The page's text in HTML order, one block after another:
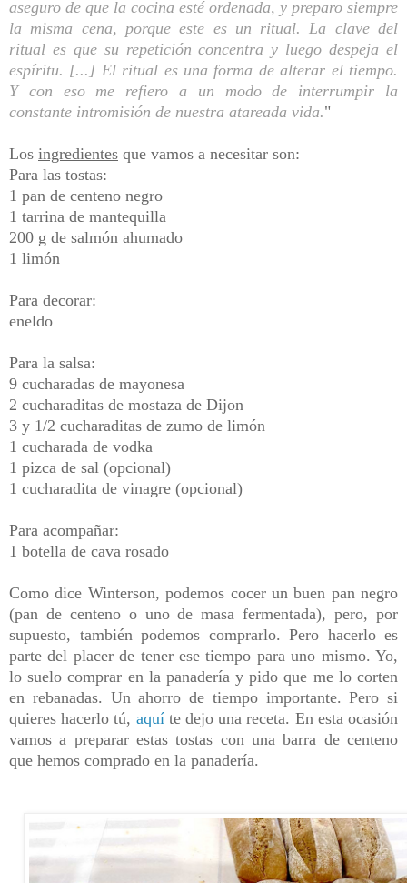
aseguro de que la cocina esté ordenada, y preparo siempre
la misma cena, porque este es un ritual. La clave del
ritual es que su repetición concentra y luego despeja el
espíritu. [... ] El ritual es una forma de alterar el tiempo.
Y con eso me refiero a un modo de interrumpir la
constante intromisión de nuestra atareada vida."
Los ingredientes que vamos a necesitar son:
Para las tostas:
1 pan de centeno negro
1 tarrina de mantequilla
200 g de salmón ahumado
1 limón
Para decorar:
eneldo
Para la salsa:
9 cucharadas de mayonesa
2 cucharaditas de mostaza de Dijon
3 y 1/2 cucharaditas de zumo de limón
1 cucharada de vodka
1 pizca de sal (opcional)
1 cucharadita de vinagre (opcional)
Para acompañar:
1 botella de cava rosado
Como dice Winterson, podemos cocer un buen pan negro
(pan de centeno o uno de masa fermentada), pero, por
supuesto, también podemos comprarlo. Pero hacerlo es
parte del placer de tener ese tiempo para uno mismo. Yo,
lo suelo comprar en la panadería y pido que me lo corten
en rebanadas. Un ahorro de tiempo importante. Pero si
quieres hacerlo tú, aquíte dejo una receta. En esta ocasión
vamos a preparar estas tostas con una barra de centeno
que hemos comprado en la panadería.